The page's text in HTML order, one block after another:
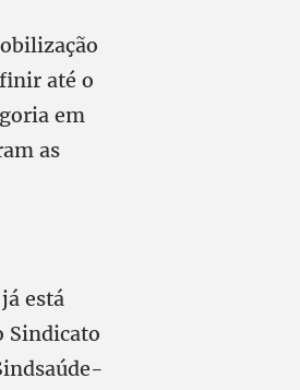
até o
em
as
está
Sindicato